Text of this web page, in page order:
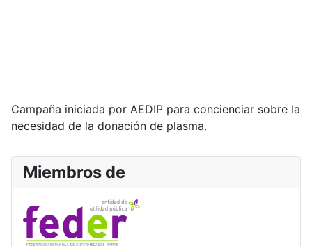
Campaña iniciada por AEDIP para concienciar sobre la
necesidad de la donación de plasma.
Miembros de